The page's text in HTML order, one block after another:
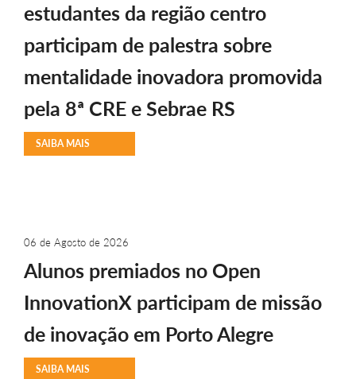
estudantes da região centro
participam de palestra sobre
mentalidade inovadora promovida
pela 8ª CRE e Sebrae RS
SAIBA MAIS
06 de Agosto de 2026
Alunos premiados no Open
InnovationX participam de missão
de inovação em Porto Alegre
SAIBA MAIS